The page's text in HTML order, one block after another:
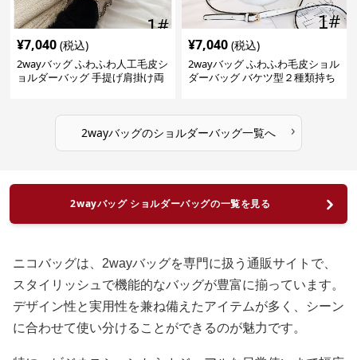
¥7,040 (税込)
2wayバッグ ふわふわ人工毛皮シ
ョルダーバッグ 手提げ肩掛け両
¥7,040 (税込)
2wayバッグ ふわふわ毛皮ショル
ダーバッグ バケツ型２種類持ち
2wayバッグのショルダーバッグ一覧へ ›
2wayバッグ ショルダーバッグの一覧を見る
ニコバッグは、2wayバッグを専門に扱う通販サイトで、
スタイリッシュで機能的なバッグが豊富に揃っています。
デザイン性と実用性を兼ね備えたアイテムが多く、シーン
に合わせて使い分けることができるのが魅力です。